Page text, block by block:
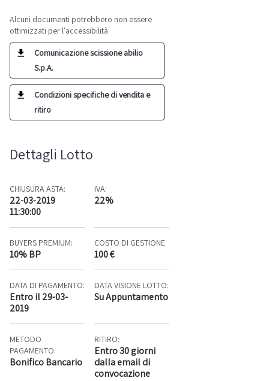
Alcuni documenti potrebbero non essere
ottimizzati per l'accessibilità
Comunicazione scissione abilio
S.p.A.
Condizioni specifiche di vendita e
ritiro
Dettagli Lotto
CHIUSURA ASTA:
22-03-2019
11:30:00
IVA:
22%
BUYERS PREMIUM:
10% BP
COSTO DI GESTIONE
100 €
DATA DI PAGAMENTO:
Entro il 29-03-
2019
DATA VISIONE LOTTO:
Su Appuntamento
METODO
PAGAMENTO:
Bonifico Bancario
RITIRO:
Entro 30 giorni
dalla email di
convocazione